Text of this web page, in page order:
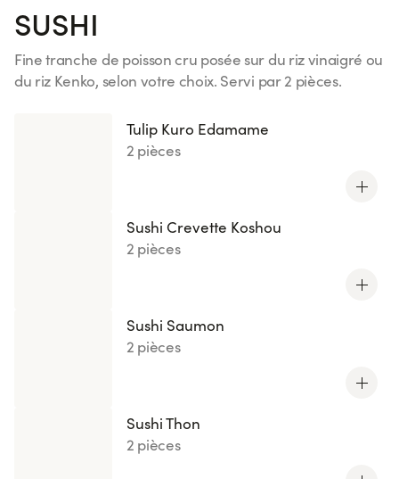
SUSHI
Fine tranche de poisson cru posée sur du riz vinaigré ou
du riz Kenko, selon votre choix. Servi par 2 pièces.
Tulip Kuro Edamame
2 pièces
Sushi Crevette Koshou
2 pièces
Sushi Saumon
2 pièces
Sushi Thon
2 pièces